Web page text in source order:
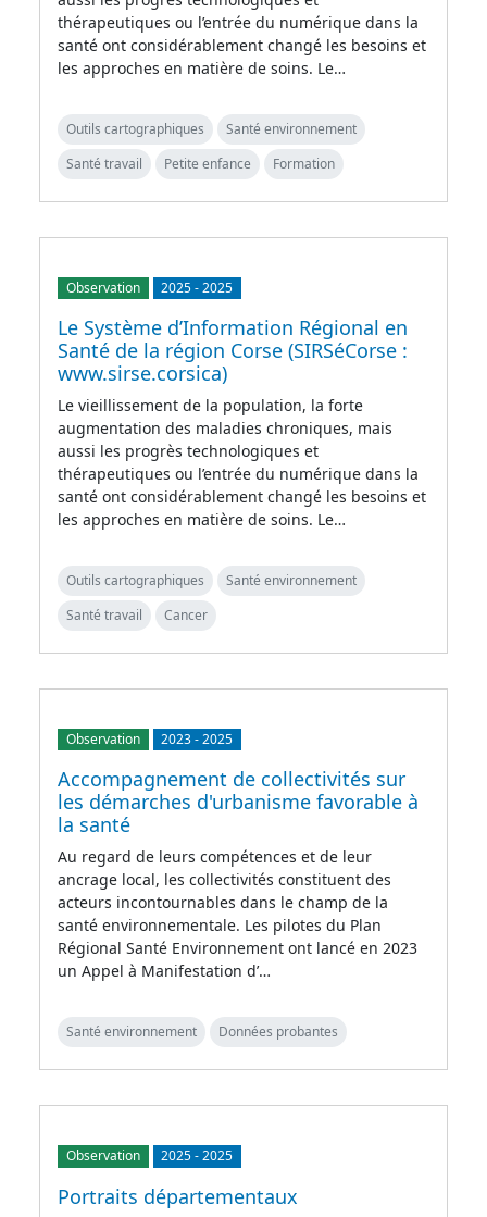
thérapeutiques ou l’entrée du numérique dans la
santé ont considérablement changé les besoins et
les approches en matière de soins. Le…
Outils cartographiques
Santé environnement
Santé travail
Petite enfance Formation
Observation 2025-2025
Le Système d’Information Régional en
Santé de la région Corse (SIRSéCorse :
www.sirse.corsica)
Le vieillissement de la population, la forte
augmentation des maladies chroniques, mais
aussi les progrès technologiques et
thérapeutiques ou l’entrée du numérique dans la
santé ont considérablement changé les besoins et
les approches en matière de soins. Le…
Outils cartographiques
Santé environnement
Santé travail
Cancer
Observation 2023-2025
Accompagnement de collectivités sur
les démarches d'urbanisme favorable à
la santé
Au regard de leurs compétences et de leur
ancrage local, les collectivités constituent des
acteurs incontournables dans le champ de la
santé environnementale. Les pilotes du Plan
Régional Santé Environnement ont lancé en 2023
un Appel à Manifestation d’…
Santé environnement Données probantes
Observation 2025-2025
Portraits départementaux